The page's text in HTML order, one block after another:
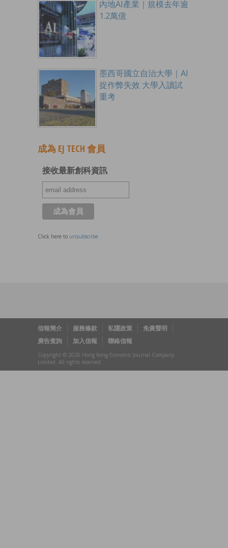
內地AI產業｜規模去年逾
1.2萬億
墨西哥國立自治大學｜AI
捉作弊失效 大學入讀試
重考
成為 EJ TECH 會員
接收最新創科資訊
Click here to unsubscribe
信報簡介 服務條款 私隱政策
免責聲明
廣告查詢
加入信報 聯絡信報
Copyright © 2026 Hong Kong Economic Journal Company
Limited. All rights reserved.